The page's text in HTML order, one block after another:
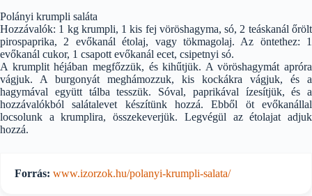
Polányi krumpli saláta
Hozzávalók: 1 kg krumpli, 1 kis fej vöröshagyma, só, 2 teáskanál őrölt
pirospaprika, 2 evőkanál étolaj, vagy tökmagolaj. Az öntethez: 1
evőkanál cukor, 1 csapott evőkanál ecet, csipetnyi só.
A krumplit héjában megfőzzük, és kihűtjük. A vöröshagymát apróra
vágjuk. A burgonyát meghámozzuk, kis kockákra vágjuk, és a
hagymával együtt tálba tesszük. Sóval, paprikával ízesítjük, és a
hozzávalókból salátalevet készítünk hozzá. Ebből öt evőkanállal
locsolunk a krumplira, összekeverjük. Legvégül az étolajat adjuk
hozzá.
Forrás: www.izorzok.hu/polanyi-krumpli-salata/